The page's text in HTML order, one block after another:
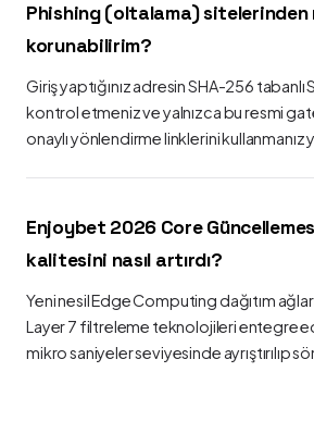
Phishing (oltalama) sitelerinden
korunabilirim?
Giriş yaptığınız adresin SHA-256 tabanlı
kontrol etmeniz ve yalnızca bu resmi
onaylı yönlendirme linklerini kullanmanız
Enjoybet 2026 Core
kalitesini nasıl artırdı?
Yeni nesil Edge Computing dağıtım
Layer 7 filtreleme teknolojileri entegre
mikro saniyeler seviyesinde ayrıştırılıp